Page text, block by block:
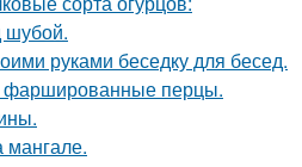
шубой.
руками беседку для бесед.
фаршированные перцы.